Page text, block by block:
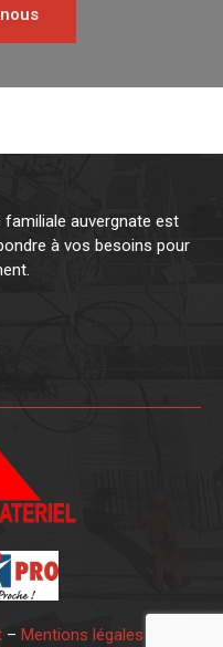
familiale auvergnate est
à vos besoins pour
– Mentions légales